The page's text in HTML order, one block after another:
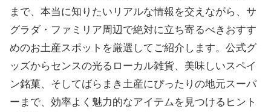
まで、本当に知りたいリアルな情報を交えながら、サ
グラダ・ファミリア周辺で絶対に立ち寄るべきおすす
めのお土産スポットを厳選してご紹介します。公式グ
ッズからセンスの光るローカル雑貨、美味しいスペイ
ン銘菓、そしてばらまき土産にぴったりの地元スーパ
ーまで、効率よく魅力的なアイテムを見つけるヒント